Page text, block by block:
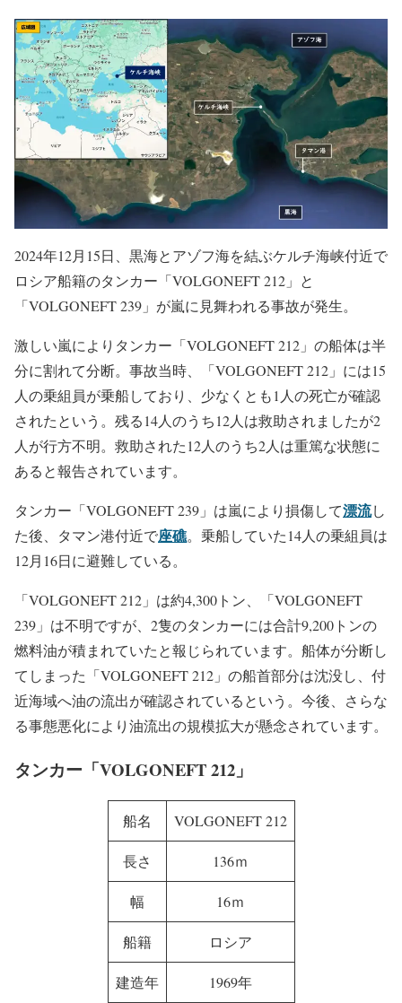
2024年12月15日、黒海とアゾフ海を結ぶケルチ海峡付近で
ロシア船籍のタンカー「VOLGONEFT 212」と
「VOLGONEFT 239」が嵐に見舞われる事故が発生。
激しい嵐によりタンカー「VOLGONEFT 212」の船体は半
分に割れて分断。事故当時、「VOLGONEFT 212」には15
人の乗組員が乗船しており、少なくとも1人の死亡が確認
されたという。残る14人のうち12人は救助されましたが2
人が行方不明。救助された12人のうち2人は重篤な状態に
あると報告されています。
タンカー「VOLGONEFT 239」は嵐により損傷して漂流し
た後、タマン港付近で座礁。乗船していた14人の乗組員は
12月16日に避難している。
「VOLGONEFT 212」は約4,300トン、「VOLGONEFT
239」は不明ですが、2隻のタンカーには合計9,200トンの
燃料油が積まれていたと報じられています。船体が分断し
てしまった「VOLGONEFT 212」の船首部分は沈没し、付
近海域へ油の流出が確認されているという。今後、さらな
る事態悪化により油流出の規模拡大が懸念されています。
タンカー「VOLGONEFT 212」
船名 VOLGONEFT 212
長さ 136ｍ
幅 16ｍ
船籍 ロシア
建造年 1969年